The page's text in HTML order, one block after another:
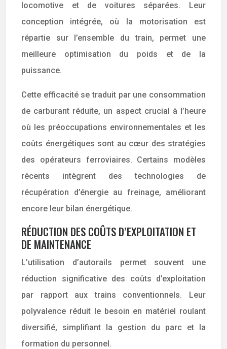
locomotive et de voitures séparées. Leur
conception intégrée, où la motorisation est
répartie sur l’ensemble du train, permet une
meilleure optimisation du poids et de la
puissance.
Cette efficacité se traduit par une consommation
de carburant réduite, un aspect crucial à l’heure
où les préoccupations environnementales et les
coûts énergétiques sont au cœur des stratégies
des opérateurs ferroviaires. Certains modèles
récents intègrent des technologies de
récupération d’énergie au freinage, améliorant
encore leur bilan énergétique.
RÉDUCTION DES COÛTS D’EXPLOITATION ET
DE MAINTENANCE
L’utilisation d’autorails permet souvent une
réduction significative des coûts d’exploitation
par rapport aux trains conventionnels. Leur
polyvalence réduit le besoin en matériel roulant
diversifié, simplifiant la gestion du parc et la
formation du personnel.